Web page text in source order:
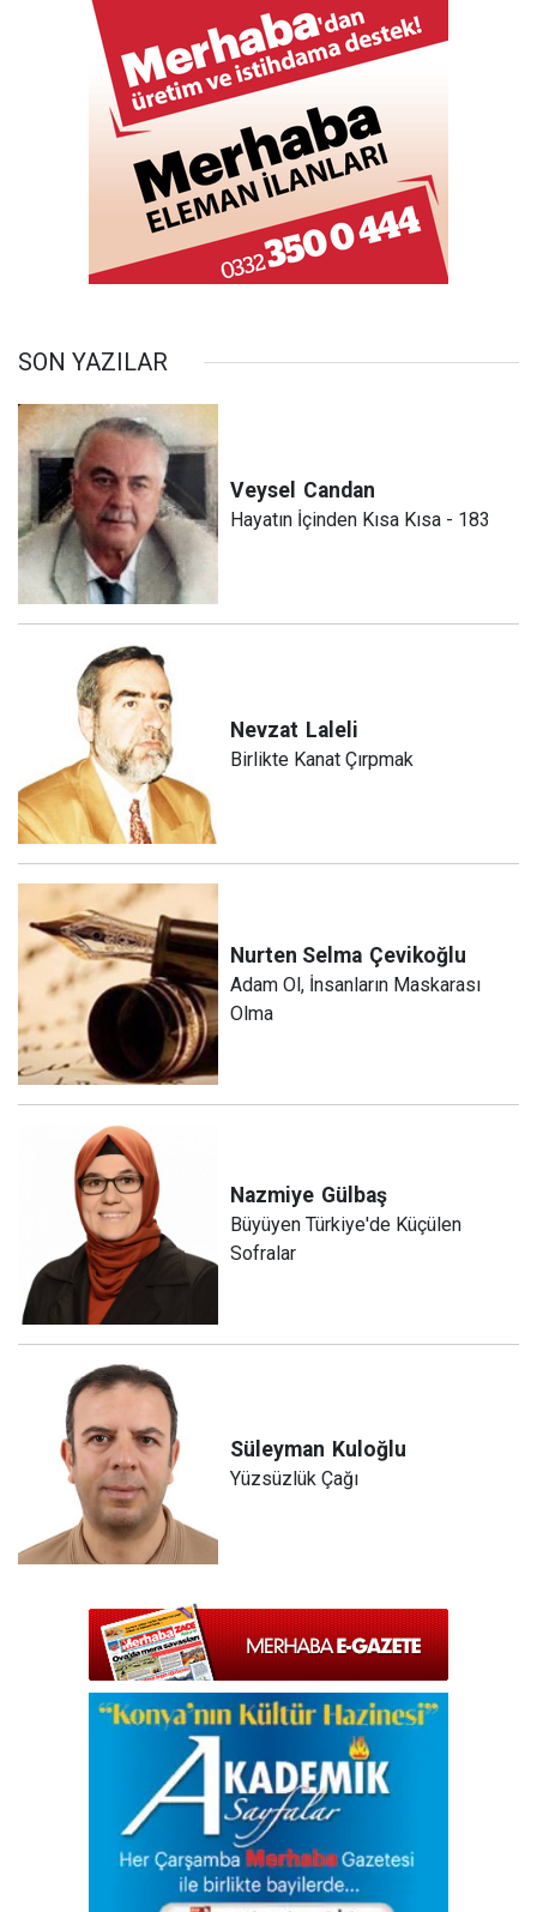
SON YAZILAR
Veysel Candan
Hayatın İçinden Kısa Kısa - 183
Nevzat Laleli
Birlikte Kanat Çırpmak
Nurten Selma Çevikoğlu
Adam Ol, İnsanların Maskarası
Olma
Nazmiye Gülbaş
Büyüyen Türkiye'de Küçülen
Sofralar
Süleyman Kuloğlu
Yüzsüzlük Çağı